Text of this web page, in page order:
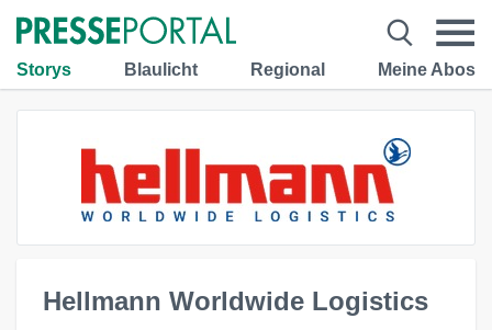
Storys Blaulicht Regional Meine Abos
Hellmann Worldwide Logistics